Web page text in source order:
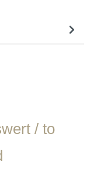
/ to